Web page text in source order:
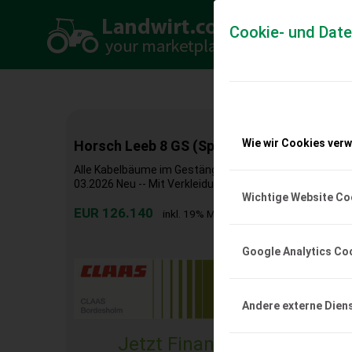
Cookie- und
Wie wir Cookies
Wichtige Website
Google Analytics
Andere externe
Horsch Leeb 8 GS (Spritzentüv 03.26 NEU)
Alle Kabelbäume im Gestänge von Horsch erneuert
03.2026 Neu -- Mit Verkleidung Achsversion Gelenkte
EUR 126.140 inkl. 19% MwSt
Jetzt